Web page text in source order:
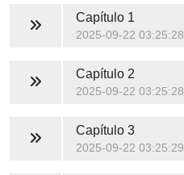
Capítulo 1
2025-09-22 03:25:28
Capítulo 2
2025-09-22 03:25:28
Capítulo 3
2025-09-22 03:25:29